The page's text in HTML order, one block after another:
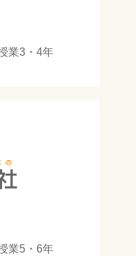
業3・4年
業5・6年